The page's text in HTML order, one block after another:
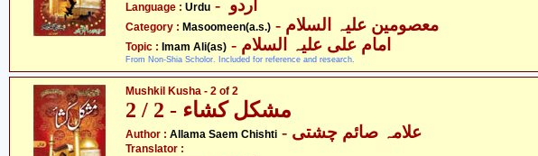
Language : Urdu
Category : Masoomeen(a.s.)
Topic : Imam Ali(as) - امام علی علیہ السلام
From Non-Shia Scholor. Included for reference and research.
Mushkil Kusha - 2 of 2
مشکل کشاء - 2 / 2
Author : Allama Saem Chishti - علامہ صائم چشتی
Translator :